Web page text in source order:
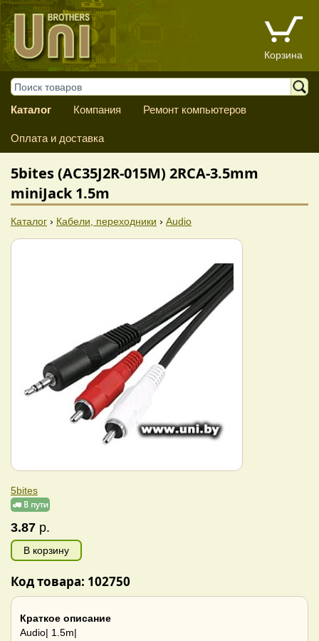
Корзина
Каталог Компания Ремонт компьютеров
Оплата и доставка
5bites (AC35J2R-015M) 2RCA-3.5mm
miniJack 1.5m
Каталог › Кабели, переходники › Audio
5bites
3.87 р.
В корзину
Код товара: 102750
Краткое описание
Audio| 1.5m|